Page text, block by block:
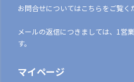
お問合せについてはこちらをご覧く
メールの返信につきましては、1営
す。
マイページ